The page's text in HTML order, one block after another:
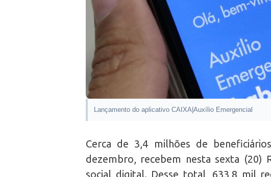
Lançamento do aplicativo CAIXA|Auxílio Emergencial
Cerca de 3,4 milhões de
dezembro, recebem nesta sexta (20)
social digital. Desse total, 633,8 mil